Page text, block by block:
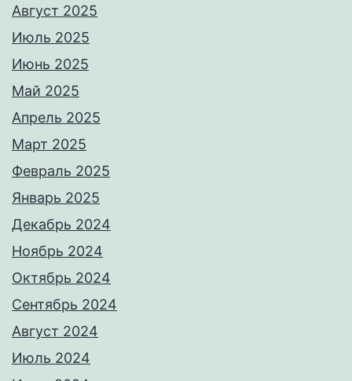
Август 2025
Июль 2025
Июнь 2025
Май 2025
Апрель 2025
Март 2025
Февраль 2025
Январь 2025
Декабрь 2024
Ноябрь 2024
Октябрь 2024
Сентябрь 2024
Август 2024
Июль 2024